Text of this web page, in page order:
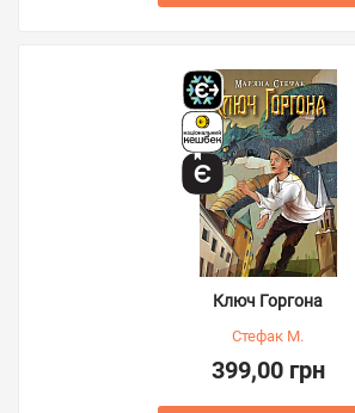
Ключ Горгона
Стефак М.
399,00 грн